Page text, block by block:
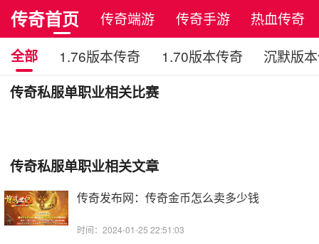
传奇首页 传奇端游 传奇手游
热血传奇
全部
1.76版本传奇 1.70版本传奇
沉默版
传奇私服单职业相关比赛
传奇私服单职业相关文章
传奇发布网：传奇金币怎么卖多少钱
时间：2024-01-25 22:51:03